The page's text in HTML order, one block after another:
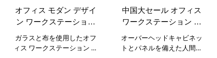
30% の熟練労働者、10 年以
上の就業経験。 Xusheng
は、中国から、ガラスの仕
切り付きモダン スタイルの
エグゼクティブ ハイウォー
デスク。高品質の付属品が
付いており、組み立ても簡
単です。アルミニウム色: ダ
ークグレーキュービクルオ
フィスパネルの厚さ: 45mm
ュービクルが標準サイズで
す。間仕切り材質：木材、
布、防音材、ガラス等仕切
り板厚：30mm、60mm異な
るオフィスキュービクルの
オフィス モダン デザイ
ン ワークステーション
キュービクル 家具 2 4 6
人用 ワークステーショ
ガラスと布を使用したオフ
ィス ワークステーション パ
中国大セール オフィス
ワークステーション キ
ュービクル デスク キャ
ビネット付き オフィス
オーバーヘッドキャビネッ
トとパネルを備えた人間工